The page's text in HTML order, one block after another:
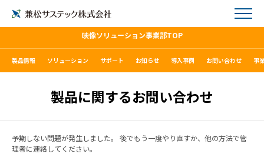
映像ソリューション事業部TOP
製品情報 ソリューション サポート お知らせ 導入事例 お問い合わせ 事
製品に関するお問い合わせ
予期しない問題が発生しました。 後でもう一度やり直すか、他の方法で管
理者に連絡してください。